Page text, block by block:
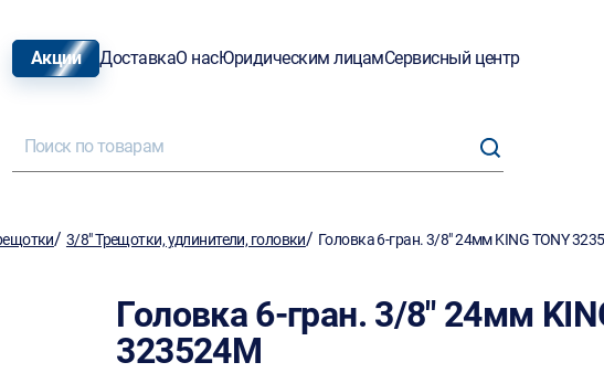
Акции ДоставкаО насЮридическим лицамСервисный центр
/ 3/8" Трещотки, удлинители, головки/ Головка 6-гран. 3/8" 24мм KING TONY
Головка 6-гран. 3/8" 24мм
323524M